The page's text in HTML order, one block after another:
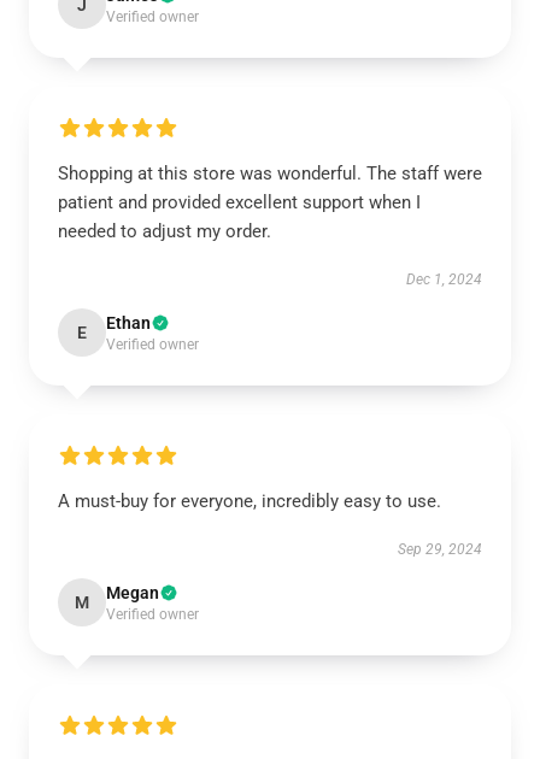
J
Verified owner
Shopping at this store was wonderful. The staff were
patient and provided excellent support when I
needed to adjust my order.
Dec 1, 2024
E Ethan
Verified owner
A must-buy for everyone, incredibly easy to use.
Sep 29, 2024
M Megan
Verified owner